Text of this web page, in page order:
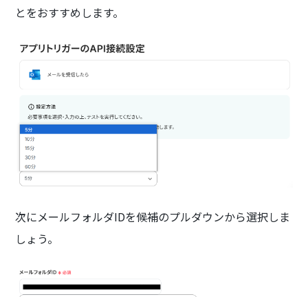
とをおすすめします。
次にメールフォルダIDを候補のプルダウンから選択しま
しょう。